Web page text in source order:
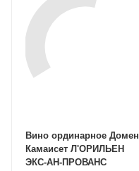
Вино ординарное Домен
Камаисет Л'ОРИЛЬЕН
ЭКС-АН-ПРОВАНС